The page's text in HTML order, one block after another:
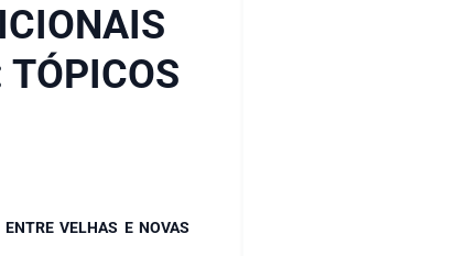
TÓPICOS
VELHAS E NOVAS